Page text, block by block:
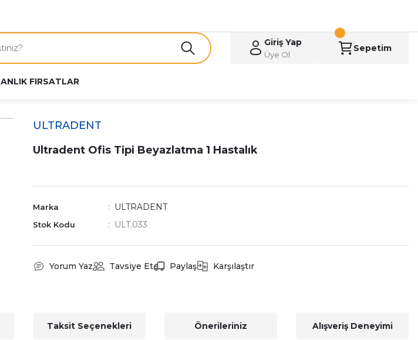
Giriş Yap
Üye Ol
Sepetim
ANLIK FIRSATLAR
ULTRADENT
Ultradent Ofis Tipi Beyazlatma 1 Hastalık
Marka ULTRADENT
Stok Kodu ULT.033
Yorum Yaz Tavsiye Et Paylaş Karşılaştır
Taksit Seçenekleri Önerileriniz Alışveriş Deneyimi